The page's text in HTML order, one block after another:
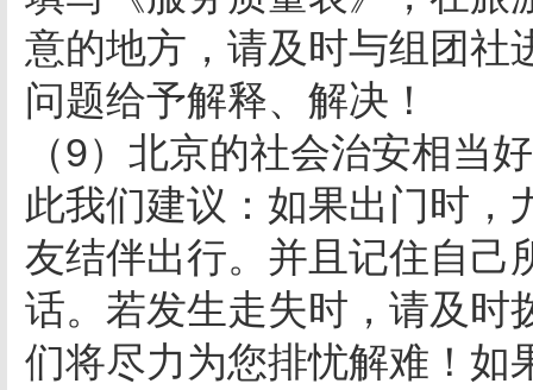
意的地方，请及时与组团社
问题给予解释、解决！
（9）北京的社会治安相当
此我们建议：如果出门时，
友结伴出行。并且记住自己
话。若发生走失时，请及时
们将尽力为您排忧解难！如